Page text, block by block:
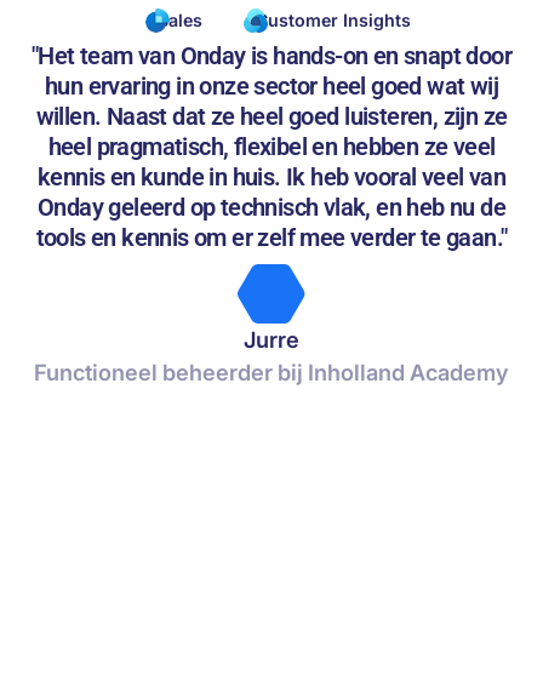
Sales Customer Insights
"Het team van Onday is hands-on en snapt door
hun ervaring in onze sector heel goed wat wij
willen. Naast dat ze heel goed luisteren, zijn ze
heel pragmatisch, flexibel en hebben ze veel
kennis en kunde in huis. Ik heb vooral veel van
Onday geleerd op technisch vlak, en heb nu de
tools en kennis om er zelf mee verder te gaan."
Jurre
Functioneel beheerder bij Inholland Academy